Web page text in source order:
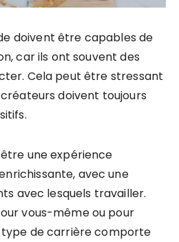
doivent être capables de
car ils ont souvent des
Cela peut être stressant
doivent toujours
une expérience
avec une
avec lesquels travailler.
vous-même ou pour
type de carrière comporte